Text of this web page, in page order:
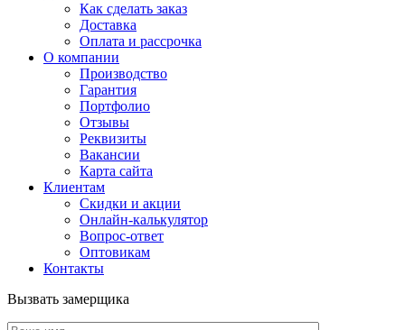
Как сделать заказ
Доставка
Оплата и рассрочка
О компании
Производство
Гарантия
Портфолио
Отзывы
Реквизиты
Вакансии
Карта сайта
Клиентам
Скидки и акции
Онлайн-калькулятор
Вопрос-ответ
Оптовикам
Контакты
Вызвать замерщика